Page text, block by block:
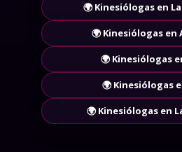
🌍 Kinesiólogas en
🌍 Kinesiólogas en
🌍 Kinesiólogas
🌍 Kinesiólogas
🌍 Kinesiólogas en